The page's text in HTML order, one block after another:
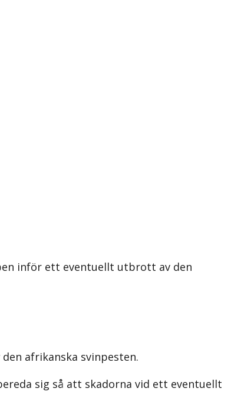
inför ett eventuellt utbrott av den
afrikanska svinpesten.
sig så att skadorna vid ett eventuellt